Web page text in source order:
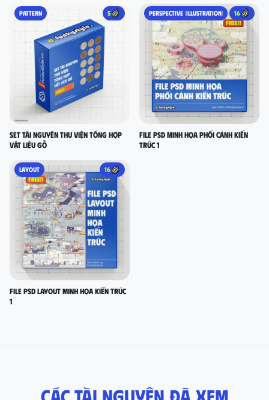
PATTERN 5
Set Tài nguyên thư viện tổng hợp
vật liệu gỗ
PERSPECTIVE (ILLUSTRATION) 16
FILE PSD MINH HỌA PHỐI CẢNH KIẾN
TRÚC 1
LAYOUT 16
FILE PSD LAYOUT MINH HỌA KIẾN TRÚC
1
Các tài nguyên đã xem